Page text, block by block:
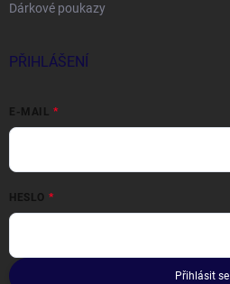
Dárkové poukazy
PŘIHLÁŠENÍ
E-MAIL
HESLO
Přihlásit se